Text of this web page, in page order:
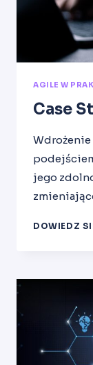
AGILE W
Case
Wdrożenie
jego
DOWIEDZ